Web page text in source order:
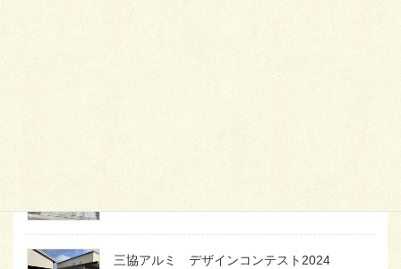
三協アルミ デザインコンテスト2024